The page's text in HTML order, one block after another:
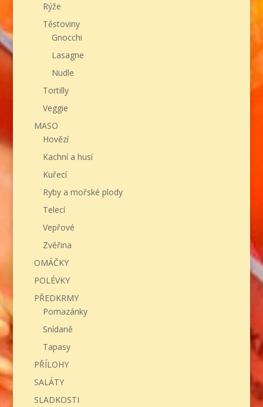
Rýže
Těstoviny
Gnocchi
Lasagne
Nudle
Tortilly
Veggie
MASO
Hovězí
Kachní a husí
Kuřecí
Ryby a mořské plody
Telecí
Vepřové
Zvěřina
OMÁČKY
POLÉVKY
PŘEDKRMY
Pomazánky
Snídaně
Tapasy
PŘÍLOHY
SALÁTY
SLADKOSTI